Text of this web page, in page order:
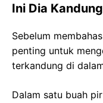
Ini Dia
Sebelum
penting untuk
terkandung di
Dalam satu buah